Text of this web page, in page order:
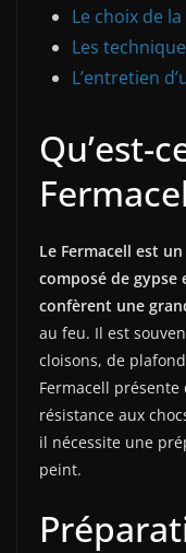
Le choix de
Les
L’entretien
Qu’est-
Le Fermacell est
composé de
confèrent une
au feu. Il est
cloisons, de
Fermacell
résistance aux
il nécessite une
peint.